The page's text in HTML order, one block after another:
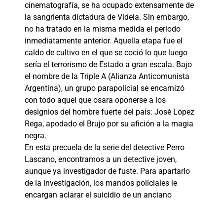
cinematografía, se ha ocupado extensamente de
la sangrienta dictadura de Videla. Sin embargo,
no ha tratado en la misma medida el periodo
inmediatamente anterior. Aquella etapa fue el
caldo de cultivo en el que se coció lo que luego
sería el terrorismo de Estado a gran escala. Bajo
el nombre de la Triple A (Alianza Anticomunista
Argentina), un grupo parapolicial se encarnizó
con todo aquel que osara oponerse a los
designios del hombre fuerte del país: José López
Rega, apodado el Brujo por su afición a la magia
negra.
En esta precuela de la serie del detective Perro
Lascano, encontramos a un detective joven,
aunque ya investigador de fuste. Para apartarlo
de la investigación, los mandos policiales le
encargan aclarar el suicidio de un anciano